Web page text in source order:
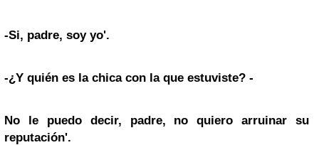
-Si, padre, soy yo'.
-¿Y quién es la chica con la que estuviste? -
No le puedo decir, padre, no quiero arruinar su
reputación'.